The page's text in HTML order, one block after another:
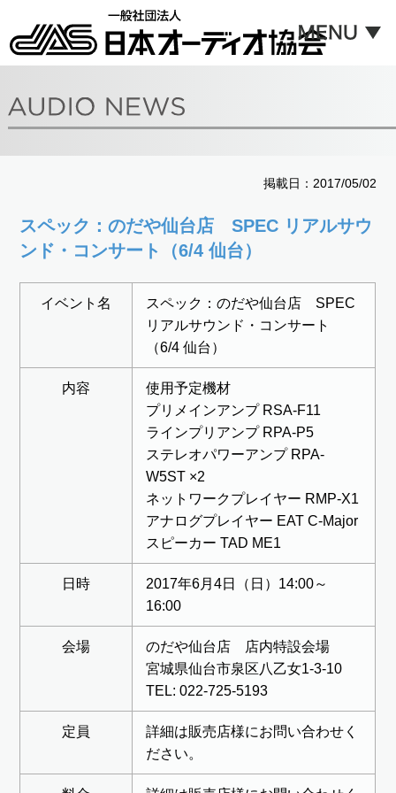
掲載日：2017/05/02
スペック：のだや仙台店 SPEC リアルサウ
ンド・コンサート（6/4 仙台）
イベント名
スペック：のだや仙台店 SPEC
リアルサウンド・コンサート
（6/4 仙台）
内容
使用予定機材
プリメインアンプ RSA-F11
ラインプリアンプ RPA-P5
ステレオパワーアンプ RPA-
W5ST ×2
ネットワークプレイヤー RMP-X1
アナログプレイヤー EAT C-Major
スピーカー TAD ME1
日時
2017年6月4日（日）14:00～
16:00
会場
のだや仙台店 店内特設会場
宮城県仙台市泉区八乙女1-3-10
TEL: 022-725-5193
定員
詳細は販売店様にお問い合わせく
ださい。